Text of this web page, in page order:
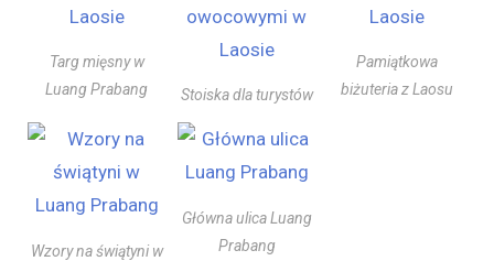
Targ mięsny w
Luang Prabang
Stoiska dla turystów
Pamiątkowa
biżuteria z Laosu
Wzory na świątyni w
Główna ulica Luang
Prabang